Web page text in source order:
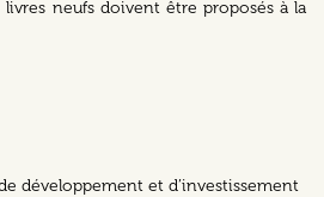
neufs doivent être proposés à la
développement et d’investissement